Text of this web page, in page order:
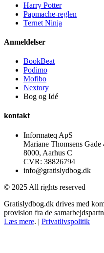
Harry Potter
Papmache-reglen
Ternet Ninja
Anmeldelser
BookBeat
Podimo
Mofibo
Nextory
Bog og Idé
kontakt
Informateq ApS
Mariane Thomsens Gade
8000, Aarhus C
CVR: 38826794
info@gratislydbog.dk
© 2025 All rights reserved
Gratislydbog.dk drives med
provision fra de
Læs mere. | Privatlivspolitik